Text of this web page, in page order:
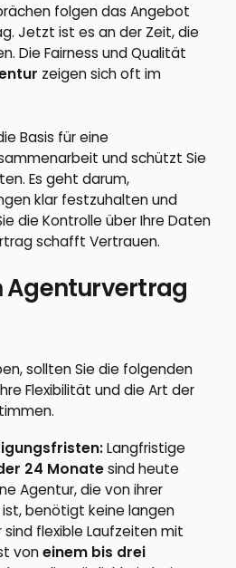
folgen das Angebot
Jetzt ist es an der Zeit, die
Die Fairness und Qualität
zeigen sich oft im
Basis für eine
und schützt Sie
Es geht darum,
klar festzuhalten und
die Kontrolle über Ihre Daten
schafft Vertrauen.
Agenturvertrag
sollten Sie die folgenden
Flexibilität und die Art der
Langfristige
24 Monatesind heute
Agentur, die von ihrer
benötigt keine langen
sind flexible Laufzeiten mit
voneinem bis drei